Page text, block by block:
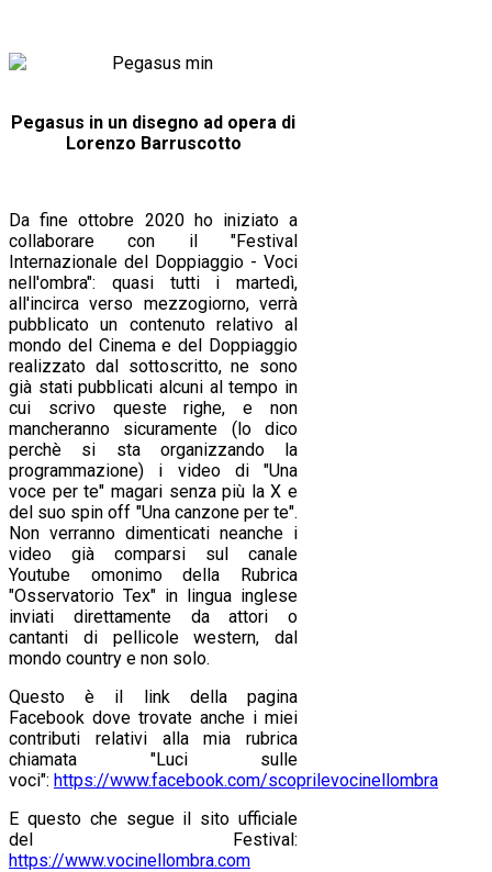
Pegasus in un disegno ad opera di
Lorenzo Barruscotto
Da fine ottobre 2020 ho iniziato a
collaborare con il "Festival
Internazionale del Doppiaggio - Voci
nell'ombra": quasi tutti i martedì,
all'incirca verso mezzogiorno, verrà
pubblicato un contenuto relativo al
mondo del Cinema e del Doppiaggio
realizzato dal sottoscritto, ne sono
già stati pubblicati alcuni al tempo in
cui scrivo queste righe, e non
mancheranno sicuramente (lo dico
perchè si sta organizzando la
programmazione) i video di "Una
voce per te" magari senza più la X e
del suo spin off "Una canzone per te".
Non verranno dimenticati neanche i
video già comparsi sul canale
Youtube omonimo della Rubrica
"Osservatorio Tex" in lingua inglese
inviati direttamente da attori o
cantanti di pellicole western, dal
mondo country e non solo.
Questo è il link della pagina
Facebook dove trovate anche i miei
contributi relativi alla mia rubrica
chiamata "Luci sulle
voci": https://www.facebook.com/scoprilevocinellombra
E questo che segue il sito ufficiale
del Festival:
https://www.vocinellombra.com